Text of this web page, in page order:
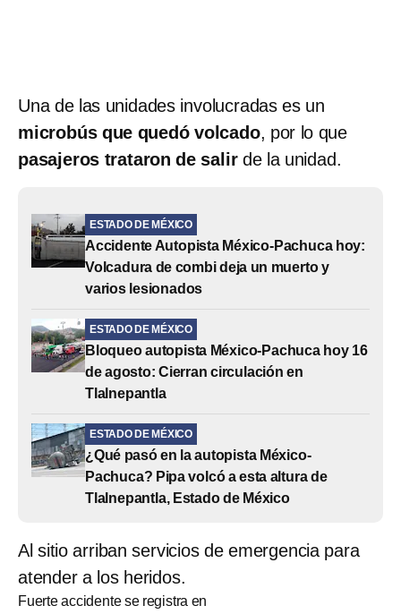
Una de las unidades involucradas es un
microbús que quedó volcado, por lo que
pasajeros trataron de salirde la unidad.
ESTADO DE MÉXICO
Accidente Autopista México-Pachuca hoy:
Volcadura de combi deja un muerto y
varios lesionados
ESTADO DE MÉXICO
Bloqueo autopista México-Pachuca hoy 16
de agosto: Cierran circulación en
Tlalnepantla
ESTADO DE MÉXICO
¿Qué pasó en la autopista México-
Pachuca? Pipa volcó a esta altura de
Tlalnepantla, Estado de México
Al sitio arriban servicios de emergencia para
atender a los heridos.
Fuerte accidente se registra en